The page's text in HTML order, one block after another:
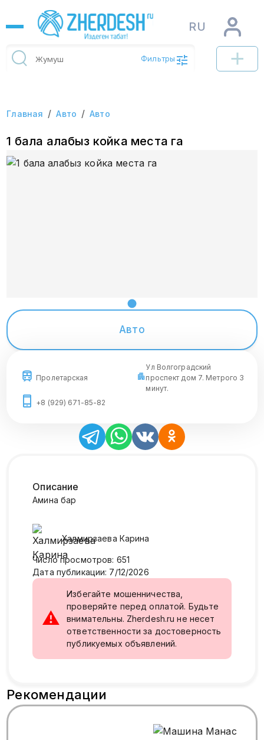
RU
Фильтры
Главная / Авто / Авто
1 бала алабыз койка места га
Авто
Пролетарская
Ул Волгоградский
проспект дом 7. Метрого 3
минут.
+8 (929) 671-85-82
Описание
Амина бар
Халмирзаева Карина
Число просмотров: 651
Дата публикации: 7/12/2026
⚠
Избегайте мошенничества,
проверяйте перед оплатой. Будьте
внимательны. Zherdesh.ru не несет
ответственности за достоверность
публикуемых объявлений.
Рекомендации